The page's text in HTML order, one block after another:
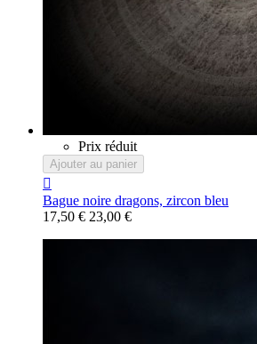
Prix réduit
Ajouter au panier

Bague noire dragons, zircon bleu
17,50 € 23,00 €